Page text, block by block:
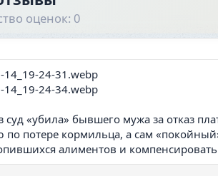
и
оценок: 0
суд «убила» бывшего мужа за отказ
по потере кормильца, а сам
алиментов и